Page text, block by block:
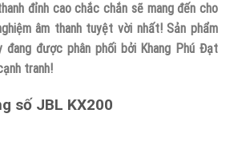
đỉnh cao chắc chắn sẽ mang đến cho
âm thanh tuyệt vời nhất! Sản phẩm
đang được phân phối bởi Khang Phú Đạt
tranh!
số JBL KX200